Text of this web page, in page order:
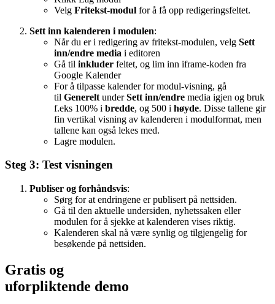
Velg Fritekst-modul for å få opp redigeringsfeltet.
Sett inn kalenderen i modulen:
Når du er i redigering av fritekst-modulen, velg Sett
inn/endre media i editoren
Gå til inkluder feltet, og lim inn iframe-koden fra
Google Kalender
For å tilpasse kalender for modul-visning, gå
til Generelt underSett inn/endre media igjen og bruk
f.eks 100% i bredde, og 500 i høyde. Disse tallene gir
fin vertikal visning av kalenderen i modulformat, men
tallene kan også lekes med.
Lagre modulen.
Steg 3: Test visningen
Publiser og forhåndsvis:
Sørg for at endringene er publisert på nettsiden.
Gå til den aktuelle undersiden, nyhetssaken eller
modulen for å sjekke at kalenderen vises riktig.
Kalenderen skal nå være synlig og tilgjengelig for
besøkende på nettsiden.
Gratis og
uforpliktende demo